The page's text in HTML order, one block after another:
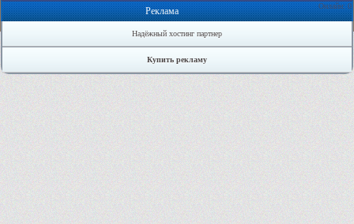
Онлайн: 0
Реклама
Надёжный хостинг партнер
Купить рекламу